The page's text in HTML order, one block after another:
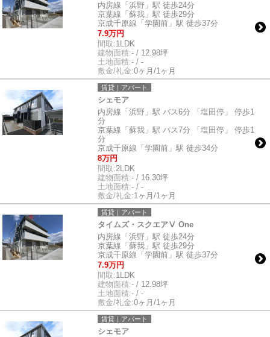
内房線「浜野」駅 徒歩24分
京葉線「蘇我」駅 徒歩29分
京成千原線「学園前」駅 徒歩37分
7.9万円
間取:1LDK
建物面積:- / 12.98坪
土地面積:- / -
敷金/礼金:0ヶ月/1ヶ月
賃貸｜アパート
シェモア
内房線「浜野」駅 バス6分 「塩田停」 停歩1
分
京葉線「蘇我」駅 バス7分 「塩田停」 停歩1
分
京成千原線「学園前」駅 徒歩34分
8万円
間取:2LDK
建物面積:- / 16.30坪
土地面積:- / -
敷金/礼金:1ヶ月/1ヶ月
賃貸｜アパート
タイムズ・スクエアⅤ One
内房線「浜野」駅 徒歩24分
京葉線「蘇我」駅 徒歩29分
京成千原線「学園前」駅 徒歩37分
7.9万円
間取:1LDK
建物面積:- / 12.98坪
土地面積:- / -
敷金/礼金:0ヶ月/1ヶ月
賃貸｜アパート
シェモア